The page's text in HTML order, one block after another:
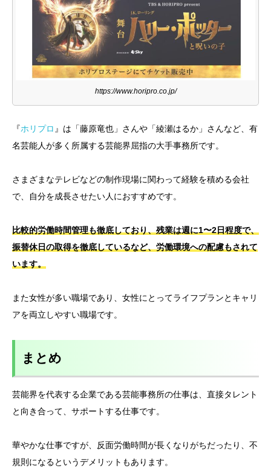
https://www.horipro.co.jp/
『ホリプロ』は「藤原竜也」さんや「綾瀬はるか」さんなど、有
名芸能人が多く所属する芸能界屈指の大手事務所です。
さまざまなテレビなどの制作現場に関わって経験を積める会社
で、自分を成長させたい人におすすめです。
比較的労働時間管理も徹底しており、残業は週に1〜2日程度で、
振替休日の取得を徹底しているなど、労働環境への配慮もされて
います。
また女性が多い職場であり、女性にとってライフプランとキャリ
アを両立しやすい職場です。
まとめ
芸能界を代表する企業である芸能事務所の仕事は、直接タレント
と向き合って、サポートする仕事です。
華やかな仕事ですが、反面労働時間が長くなりがちだったり、不
規則になるというデメリットもあります。